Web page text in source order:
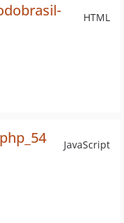
HTML
JavaScript